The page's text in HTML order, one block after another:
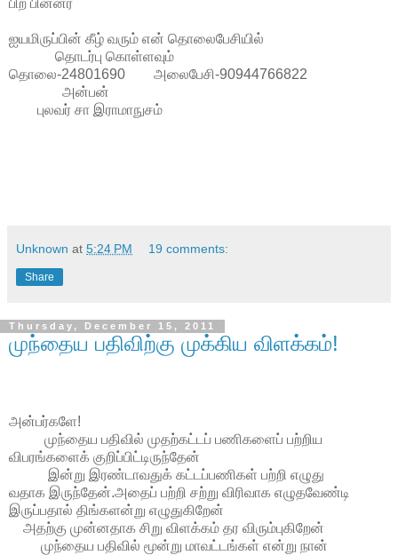
பிற பின்னர்
ஐயமிருப்பின் கீழ் வரும் என் தொலைபேசியில்
தொடர்பு கொள்ளவும்
தொலை-24801690 அலைபேசி-90944766822
அன்பன்
புலவர் சா இராமாநுசம்
Unknown at 5:24 PM 19 comments:
Share
Thursday, December 15, 2011
முந்தைய பதிவிற்கு முக்கிய விளக்கம்!
அன்பர்களே!
முந்தைய பதிவில் முதற்கட்டப் பணிகளைப் பற்றிய
விபரங்களைக் குறிப்பிட்டிருந்தேன்
இன்று இரண்டாவதுக் கட்டப்பணிகள் பற்றி எழுது
வதாக இருந்தேன்.அதைப் பற்றி சற்று விரிவாக எழுதவேண்டி
இருப்பதால் திங்களன்று எழுதுகிறேன்
அதற்கு முன்னதாக சிறு விளக்கம் தர விரும்புகிறேன்
முந்தைய பதிவில் மூன்று மாவட்டங்கள் என்று நான்